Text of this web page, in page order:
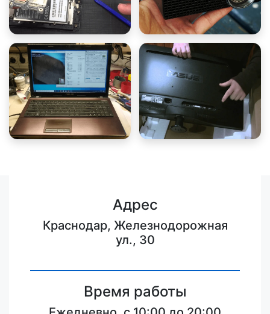
Адрес
Краснодар, Железнодорожная
ул., 30
Время работы